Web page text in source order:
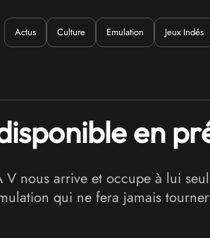
? Où ? Quoi ?
Actus Culture Emulation Jeux Indés
en
nous arrive et occupe à lui
qui ne fera jamais